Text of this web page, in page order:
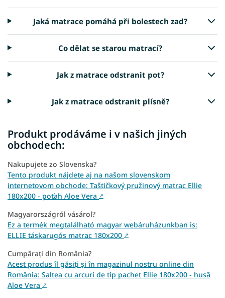
Jaká matrace pomáhá při bolestech zad?
Co dělat se starou matrací?
Jak z matrace odstranit pot?
Jak z matrace odstranit plísně?
Produkt prodáváme i v našich jiných
obchodech:
Nakupujete zo Slovenska?
Tento produkt nájdete aj na našom slovenskom
internetovom obchode: Taštičkový pružinový matrac Ellie
180x200 - poťah Aloe Vera ↗
Magyarországról vásárol?
Ez a termék megtalálható magyar webáruházunkban is:
ELLIE táskarugós matrac 180x200 ↗
Cumpărați din România?
Acest produs îl găsiți și în magazinul nostru online din
România: Saltea cu arcuri de tip pachet Ellie 180x200 - husă
Aloe Vera ↗